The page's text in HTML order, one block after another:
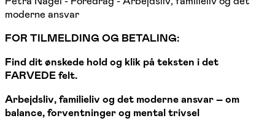
moderne ansvar
FOR TILMELDING OG BETALING:
Find dit ønskede hold og klik på teksten i det
FARVEDE felt.
Arbejdsliv, familieliv og det moderne ansvar – om
balance, forventninger og mental trivsel